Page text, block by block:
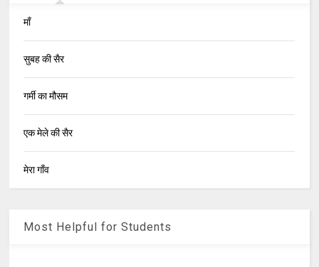
माँ
सुबह की सैर
गर्मी का मौसम
एक मेले की सैर
मेरा गाँव
Most Helpful for Students